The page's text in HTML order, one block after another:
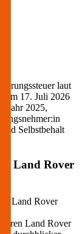
laut
am 17. Juli 2026
2025,
und Selbstbehalt
Land Rover
Land Rover
Land Rover